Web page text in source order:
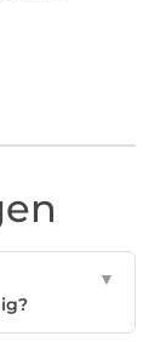
▼